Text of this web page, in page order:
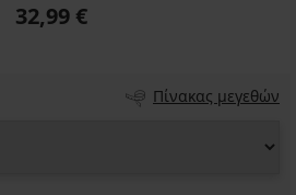
32,99 €
Πίνακας μεγεθών